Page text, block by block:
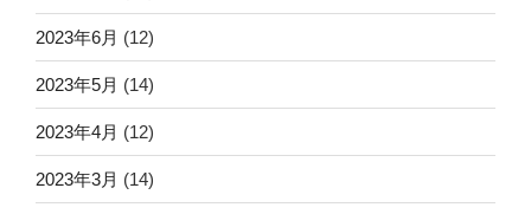
2023年6月 (12)
2023年5月 (14)
2023年4月 (12)
2023年3月 (14)